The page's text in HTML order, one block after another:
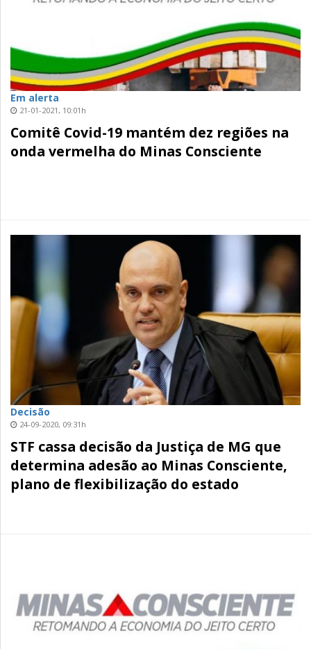
Em alerta
21-01-2021, 10:01h
Comitê Covid-19 mantém dez regiões na
onda vermelha do Minas Consciente
Decisão
24-09-2020, 09:31h
STF cassa decisão da Justiça de MG que
determina adesão ao Minas Consciente,
plano de flexibilização do estado